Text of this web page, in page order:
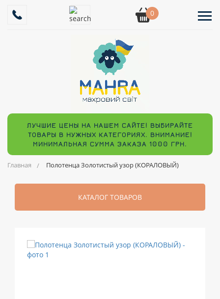
0
ЛУЧШИЕ ЦЕНЫ НА НАШЕМ САЙТЕ! ВЫБИРАЙТЕ
ТОВАРЫ В НУЖНЫХ КАТЕГОРИЯХ. ВНИМАНИЕ!
МИНИМАЛЬНАЯ СУММА ЗАКАЗА 1000 ГРН.
Главная Полотенца Золотистый узор (КОРАЛОВЫЙ)
КАТАЛОГ ТОВАРОВ